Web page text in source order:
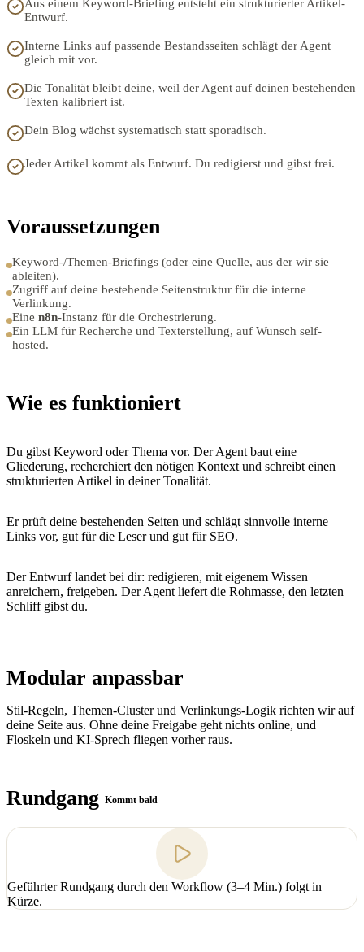
Aus einem Keyword-Briefing entsteht ein strukturierter Artikel-
Entwurf.
Interne Links auf passende Bestandsseiten schlägt der Agent
gleich mit vor.
Die Tonalität bleibt deine, weil der Agent auf deinen bestehenden
Texten kalibriert ist.
Dein Blog wächst systematisch statt sporadisch.
Jeder Artikel kommt als Entwurf. Du redigierst und gibst frei.
Voraussetzungen
Keyword-/Themen-Briefings (oder eine Quelle, aus der wir sie
ableiten).
Zugriff auf deine bestehende Seitenstruktur für die interne
Verlinkung.
Eine n8n-Instanz für die Orchestrierung.
Ein LLM für Recherche und Texterstellung, auf Wunsch self-
hosted.
Wie es funktioniert
Du gibst Keyword oder Thema vor. Der Agent baut eine
Gliederung, recherchiert den nötigen Kontext und schreibt einen
strukturierten Artikel in deiner Tonalität.
Er prüft deine bestehenden Seiten und schlägt sinnvolle interne
Links vor, gut für die Leser und gut für SEO.
Der Entwurf landet bei dir: redigieren, mit eigenem Wissen
anreichern, freigeben. Der Agent liefert die Rohmasse, den letzten
Schliff gibst du.
Modular anpassbar
Stil-Regeln, Themen-Cluster und Verlinkungs-Logik richten wir auf
deine Seite aus. Ohne deine Freigabe geht nichts online, und
Floskeln und KI-Sprech fliegen vorher raus.
Rundgang Kommt bald
Geführter Rundgang durch den Workflow (3–4 Min.) folgt in
Kürze.